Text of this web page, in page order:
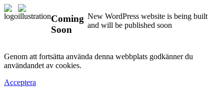
Coming
Soon
New WordPress website is being built
and will be published soon
Genom att fortsätta använda denna webbplats godkänner du
användandet av cookies.
Acceptera